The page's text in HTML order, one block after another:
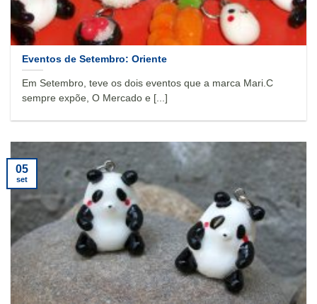
Eventos de Setembro: Oriente
Em Setembro, teve os dois eventos que a marca Mari.C
sempre expõe, O Mercado e [...]
05
set